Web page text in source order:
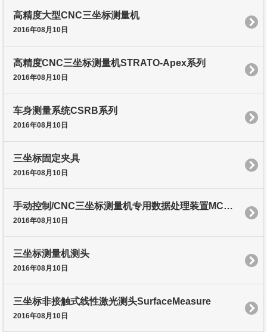
高精度大型CNC三坐标测量机
2016年08月10日
高精度CNC三坐标测量机STRATO-Apex系列
2016年08月10日
车身测量系统CSRB系列
2016年08月10日
三坐标固定夹具
2016年08月10日
手动控制/CNC三坐标测量机专用数据处理装置MCOSMOS
2016年08月10日
三坐标测量机测头
2016年08月10日
三坐标非接触式线性激光测头SurfaceMeasure
2016年08月10日